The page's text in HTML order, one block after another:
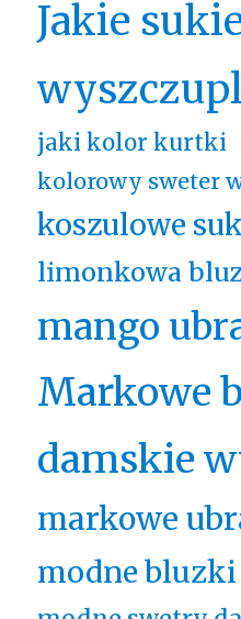
Jakie
jaki kolor kurtki
kolorowy sweter
koszulowe
limonkowa
mango
Markowe
damskie
markowe
modne